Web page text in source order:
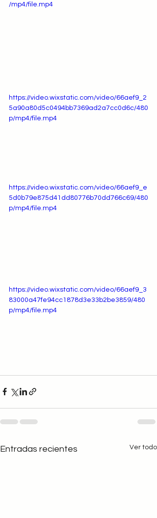
/mp4/file.mp4
https://video.wixstatic.com/video/66aef9_2
5a90a80d5c0494bb7369ad2a7cc0d6c/480
p/mp4/file.mp4
https://video.wixstatic.com/video/66aef9_e
5d0b79e875d41dd80776b70dd766c69/480
p/mp4/file.mp4
https://video.wixstatic.com/video/66aef9_3
83000a47fe94cc1878d3e33b2be3859/480
p/mp4/file.mp4
Entradas recientes Ver todo